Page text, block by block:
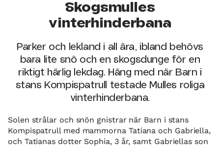
Skogsmulles
vinterhinderbana
Parker och lekland i all ära, ibland behövs
bara lite snö och en skogsdunge för en
riktigt härlig lekdag. Häng med när Barn i
stans Kompispatrull testade Mulles roliga
vinterhinderbana.
Solen strålar och snön gnistrar när Barn i stans
Kompispatrull med mammorna Tatiana och Gabriella,
och Tatianas dotter Sophia, 3 år, samt Gabriellas son